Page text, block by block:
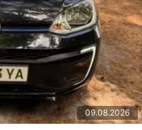
09.08.2026